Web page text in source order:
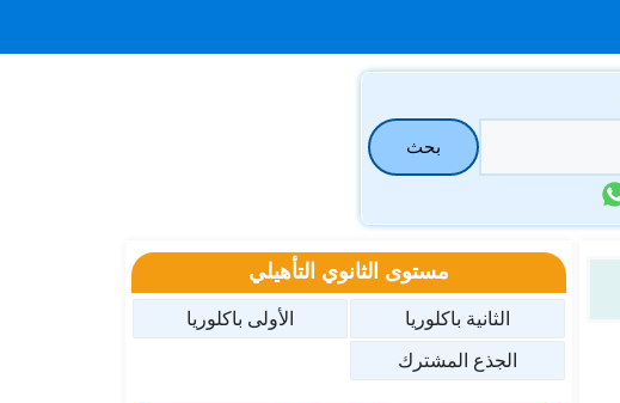
بحث
مستوى الثانوي التأهيلي
الثانية باكلوريا
الأولى باكلوريا
الجذع المشترك